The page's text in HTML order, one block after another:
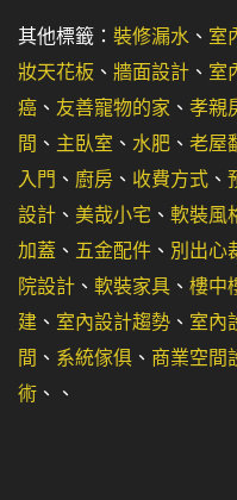
其他標籤： 裝修漏水 、 室
妝天花板 、 牆面設計 、 室
癌 、 友善寵物的家 、 孝親
間 、 主臥室 、 水肥 、 老屋
入門 、 廚房 、 收費方式 、
設計 、 美哉小宅 、 軟裝風
加蓋 、 五金配件 、 別出心
院設計 、 軟裝家具 、 樓中
建 、 室內設計趨勢 、 室內
間 、 系統傢俱 、 商業空間
術 、 、